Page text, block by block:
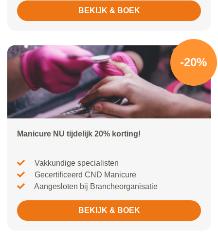
BEKIJK & BOEK
-20%
Manicure NU tijdelijk 20% korting!
Vakkundige specialisten
Gecertificeerd CND Manicure
Aangesloten bij Brancheorganisatie
BEKIJK & BOEK